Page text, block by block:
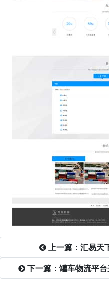
上一篇：汇易天
下一篇：罐车物流平